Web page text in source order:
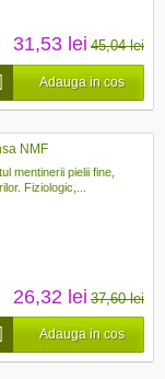
31,53 lei 45,04 lei
Adauga in cos
NMF
mentinerii pielii fine,
Fiziologic,...
26,32 lei 37,60 lei
Adauga in cos